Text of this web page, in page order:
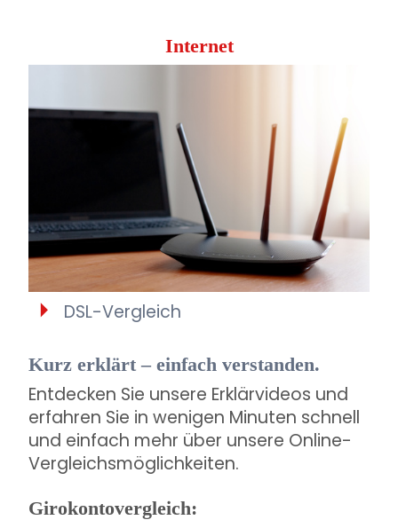
Internet
DSL-Vergleich
Kurz erklärt – einfach verstanden.
Entdecken Sie unsere Erklärvideos und
erfahren Sie in wenigen Minuten schnell
und einfach mehr über unsere Online-
Vergleichsmöglichkeiten.
Girokontovergleich: